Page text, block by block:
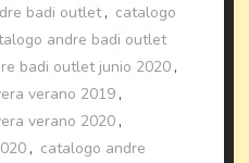
badi outlet, catalogo
andre badi outlet
badi outlet junio 2020 ,
verano 2019 ,
verano 2020 ,
, catalogo andre